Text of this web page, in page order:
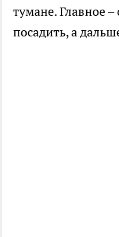
тумане. Главное
посадить, а